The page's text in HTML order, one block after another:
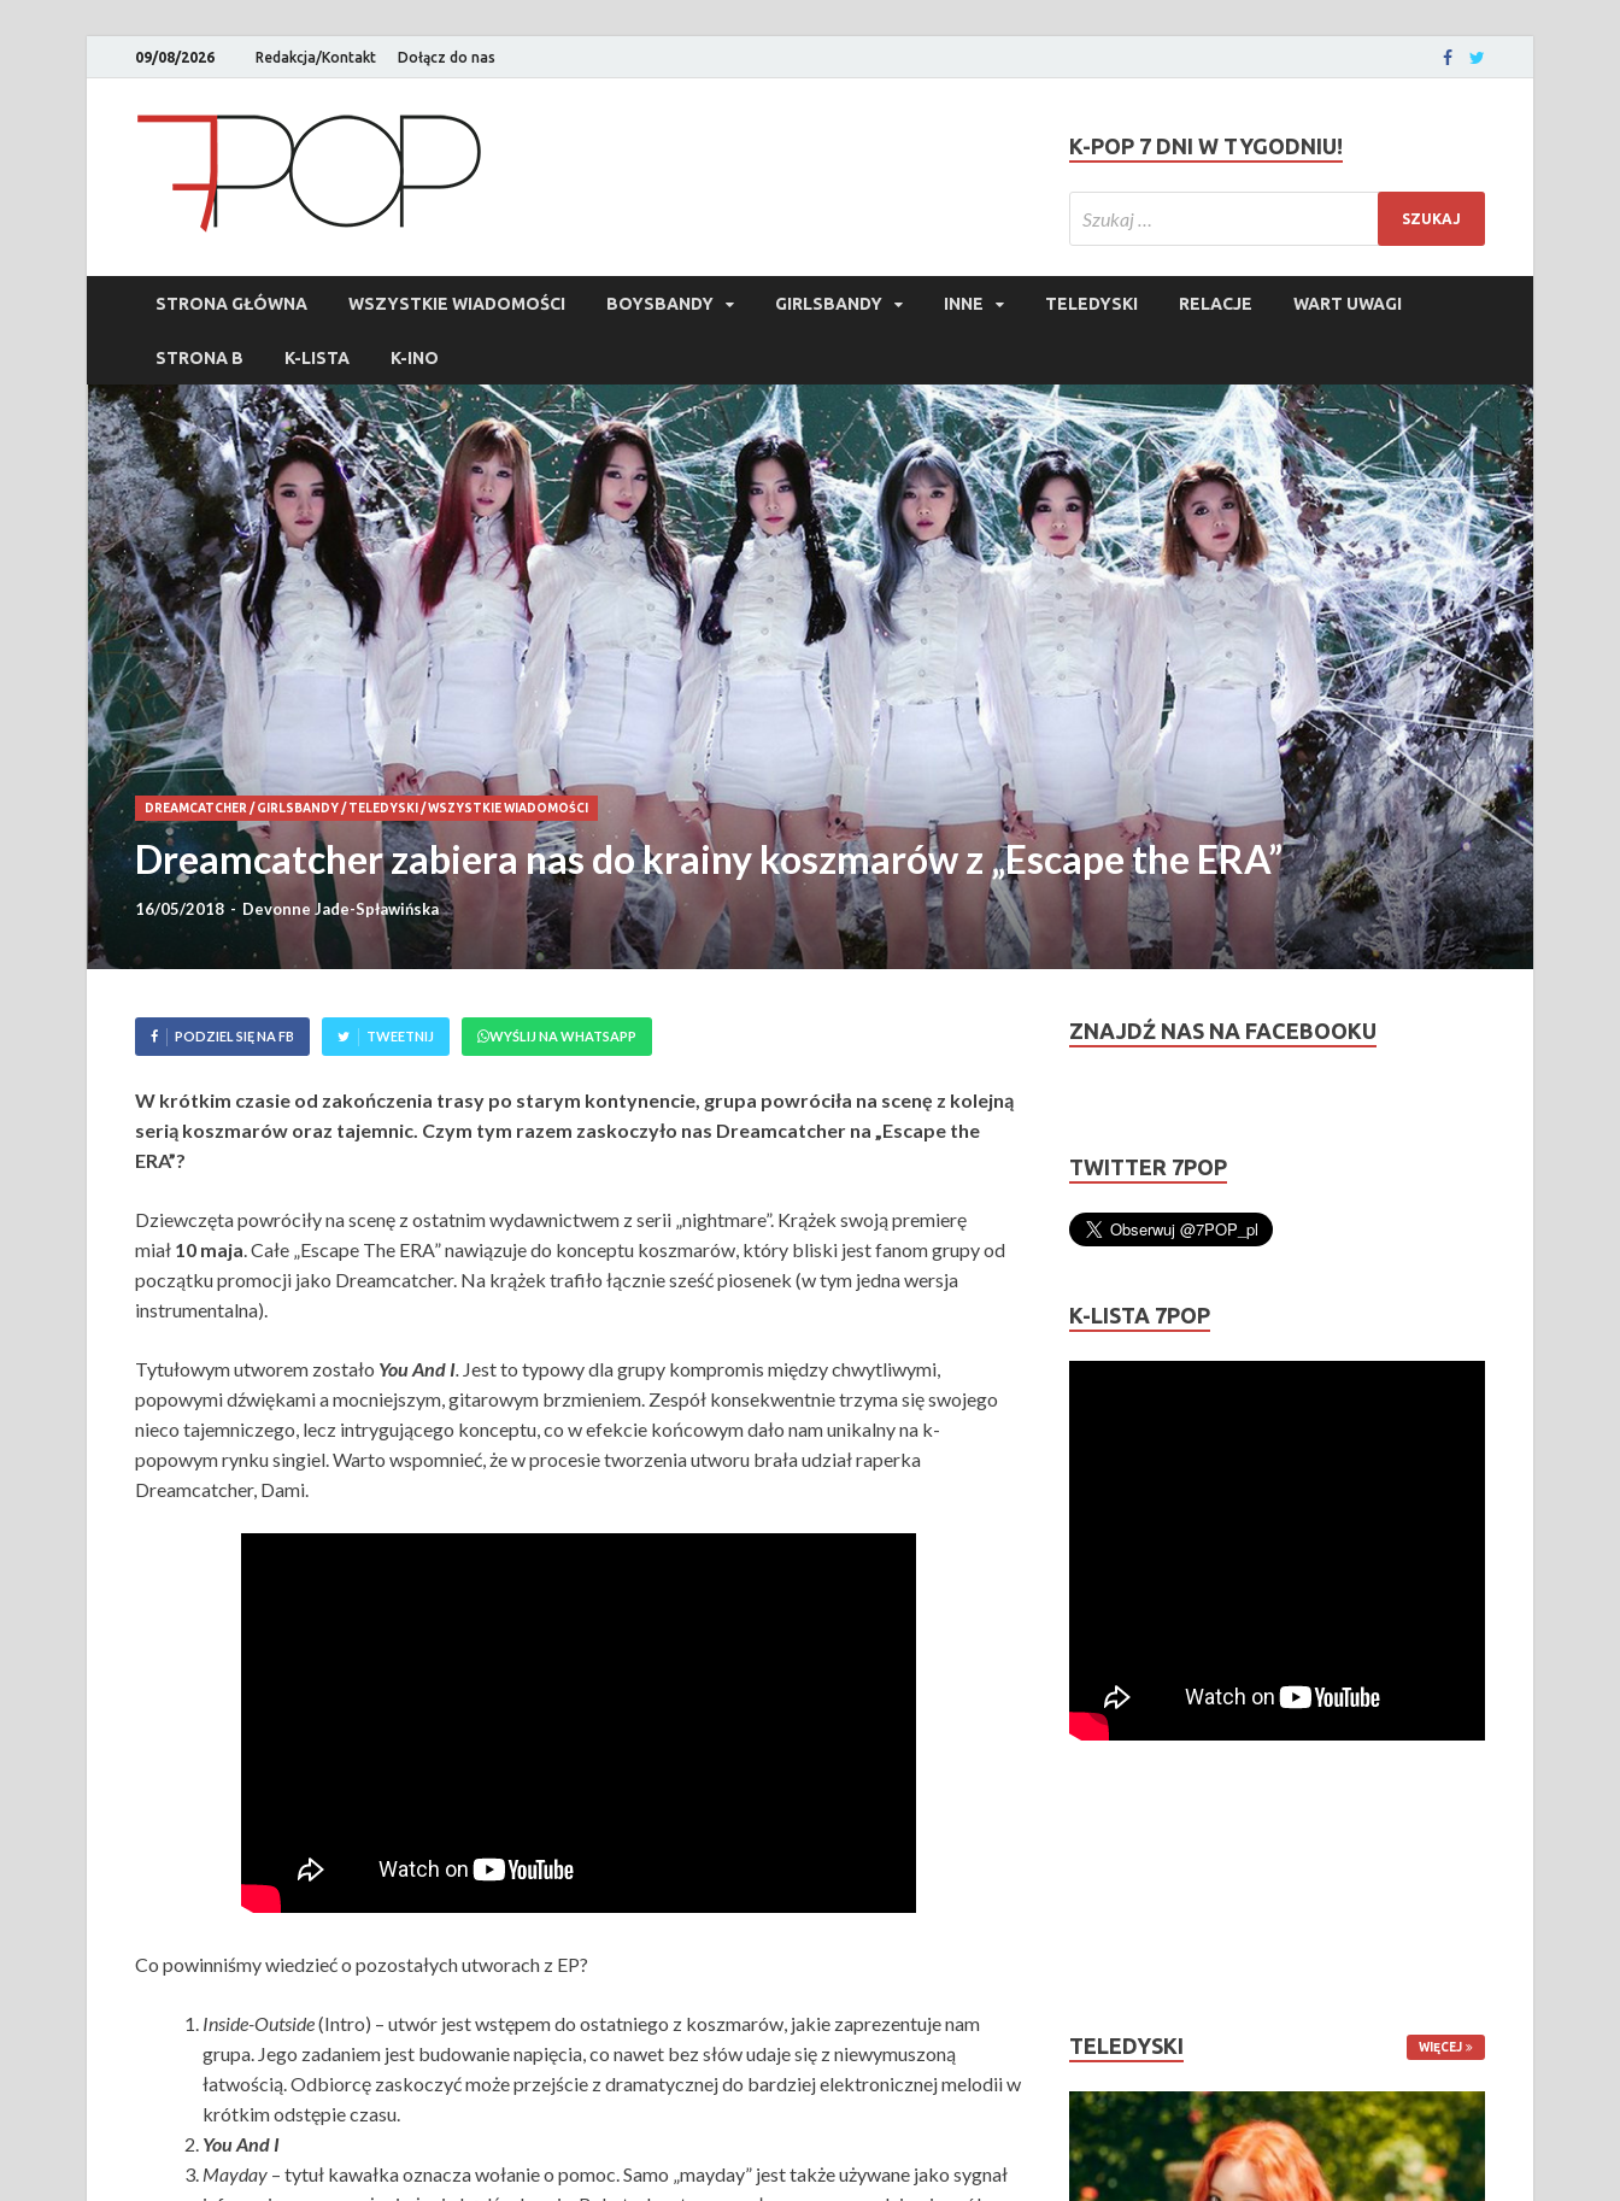
09/08/2026 Redakcja/Kontakt Dołącz do nas
K-POP 7 DNI W TYGODNIU!
STRONA GŁÓWNA WSZYSTKIE WIADOMOŚCI BOYSBANDY GIRLSBANDY INNE TELEDYSKI RELACJE WART UWAGI
STRONA B K-LISTA K-INO
DREAMCATCHER/ GIRLSBANDY/ TELEDYSKI /WSZYSTKIE WIADOMOŚCI
Dreamcatcher zabiera nas do krainy koszmarów z „Escape the ERA”
16/05/2018 - Devonne Jade-Spławińska
PODZIEL SIĘ NA FB TWEETNIJ WYŚLIJ NA WHATSAPP
W krótkim czasie od zakończenia trasy po starym kontynencie, grupa powróciła na scenę z kolejną
serią koszmarów oraz tajemnic. Czym tym razem zaskoczyło nas Dreamcatcher na „Escape the
ERA”?
Dziewczęta powróciły na scenę z ostatnim wydawnictwem z serii „nightmare”. Krążek swoją premierę
miał 10 maja. Całe „Escape The ERA” nawiązuje do konceptu koszmarów, który bliski jest fanom grupy od
początku promocji jako Dreamcatcher. Na krążek trafiło łącznie sześć piosenek (w tym jedna wersja
instrumentalna).
Tytułowym utworem zostało You And I. Jest to typowy dla grupy kompromis między chwytliwymi,
popowymi dźwiękami a mocniejszym, gitarowym brzmieniem. Zespół konsekwentnie trzyma się swojego
nieco tajemniczego, lecz intrygującego konceptu, co w efekcie końcowym dało nam unikalny na k-
popowym rynku singiel. Warto wspomnieć, że w procesie tworzenia utworu brała udział raperka
Dreamcatcher, Dami.
Co powinniśmy wiedzieć o pozostałych utworach z EP?
Inside-Outside(Intro) – utwór jest wstępem do ostatniego z koszmarów, jakie zaprezentuje nam
grupa. Jego zadaniem jest budowanie napięcia, co nawet bez słów udaje się z niewymuszoną
łatwością. Odbiorcę zaskoczyć może przejście z dramatycznej do bardziej elektronicznej melodii w
krótkim odstępie czasu.
You And I
Mayday – tytuł kawałka oznacza wołanie o pomoc. Samo „mayday” jest także używane jako sygnał
ZNAJDŹ NAS NA FACEBOOKU
TWITTER 7POP
K-LISTA 7POP
TELEDYSKI WIĘCEJ